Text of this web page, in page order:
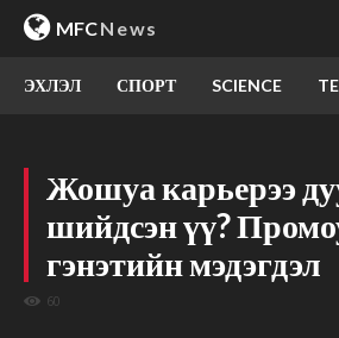
MFCNews
ЭХЛЭЛ СПОРТ SCIENCE
Жошуа карьерээ
шийдсэн үү?
гэнэтийн мэдэгдэл
60